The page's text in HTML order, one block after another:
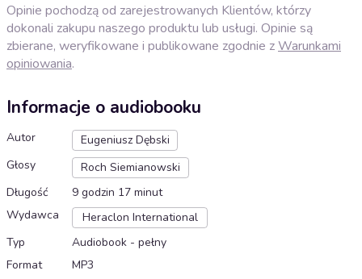
Opinie pochodzą od zarejestrowanych Klientów, którzy
dokonali zakupu naszego produktu lub usługi. Opinie są
zbierane, weryfikowane i publikowane zgodnie zWarunkami
opiniowania.
Informacje o audiobooku
Autor
Eugeniusz Dębski
Głosy
Roch Siemianowski
Długość
9 godzin 17 minut
Wydawca
Heraclon International
Typ
Audiobook - pełny
Format
MP3